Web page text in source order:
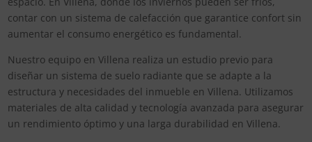
contar con un sistema de calefacción que garantice confort sin
aumentar el consumo energético es fundamental.
Nuestro equipo en Villena realiza un estudio previo para
diseñar un sistema de suelo radiante que se adapte a la
estructura y necesidades del inmueble en Villena. Utilizamos
materiales de alta calidad y tecnología avanzada para asegurar
un rendimiento óptimo y una larga durabilidad en Villena.